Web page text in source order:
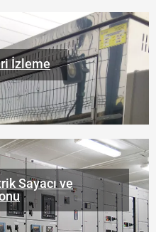
İzleme
Sayacı ve